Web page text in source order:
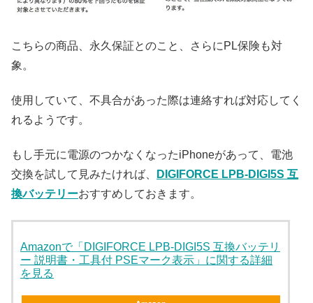
こちらの商品、永久保証とのこと、さらにPL保険も対
象。
使用していて、不具合があった際は連絡すれば対応してく
れるようです。
もし手元に電源のつかなくなったiPhoneがあって、電池
交換を試して見みたければ、
DIGIFORCE LPB-DIGI5S 互
換バッテリーおすすめしておきます。
Amazonで「DIGIFORCE LPB-DIGI5S 互換バッテリ
ー 説明書・工具付 PSEマーク表示」に関する詳細
を見る